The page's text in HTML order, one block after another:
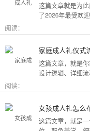
这篇文章就是为
了2026年最受欢
选逻辑和避坑指
朋友）的18岁写
阅读：
这篇文章，就是
设计逻辑、详细
帮你在家里，为
年加冕。
阅读：
这篇文章，就是